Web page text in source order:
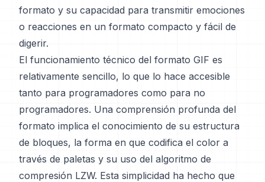
formato y su capacidad para transmitir emociones
o reacciones en un formato compacto y fácil de
digerir.
El funcionamiento técnico del formato GIF es
relativamente sencillo, lo que lo hace accesible
tanto para programadores como para no
programadores. Una comprensión profunda del
formato implica el conocimiento de su estructura
de bloques, la forma en que codifica el color a
través de paletas y su uso del algoritmo de
compresión LZW. Esta simplicidad ha hecho que